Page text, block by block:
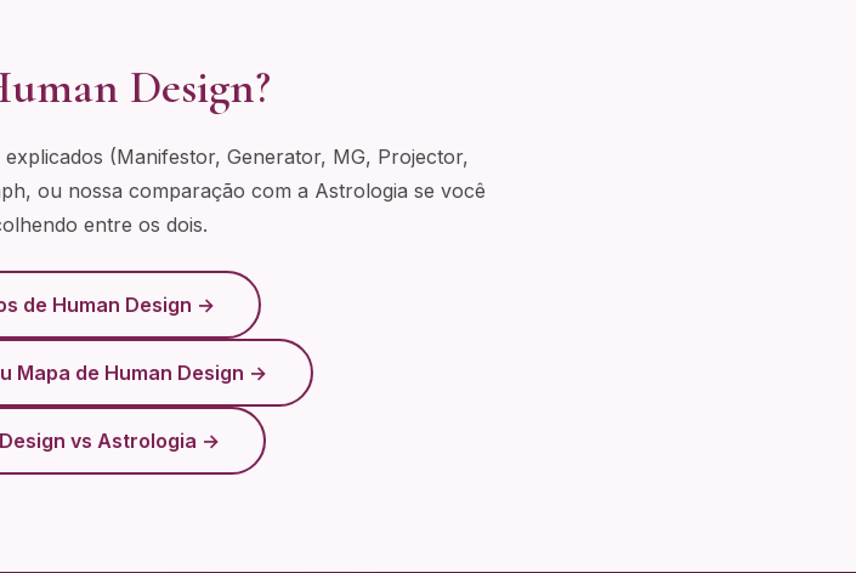
Design?
(Manifestor, Generator, MG, Projector,
ou nossa comparação com a Astrologia se você
entre os dois.
de Human Design →
Mapa de Human Design →
vs Astrologia →